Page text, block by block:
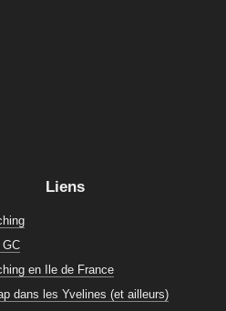
Liens
GC
en Ile de France
dans les Yvelines (et ailleurs)